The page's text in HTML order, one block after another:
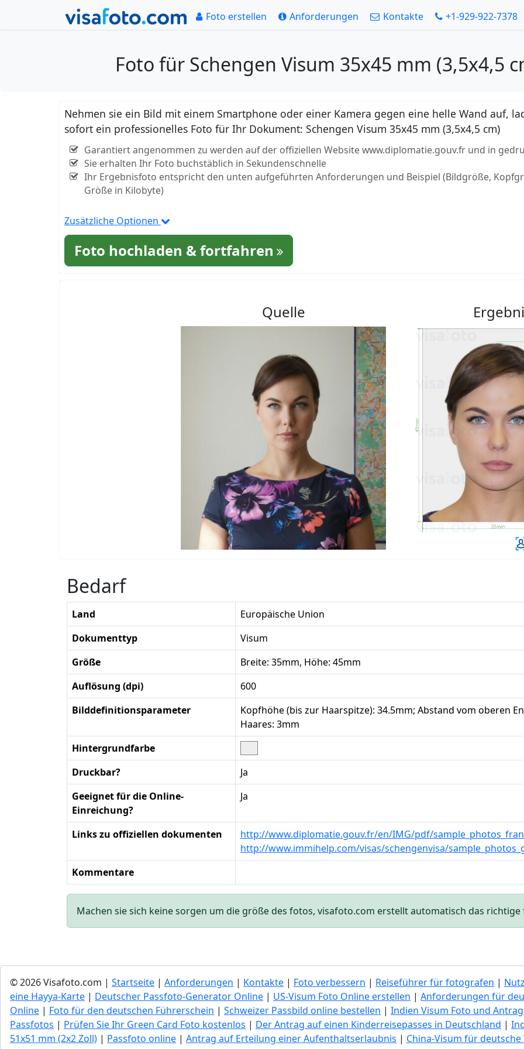
Foto erstellen Anforderungen Kontakte +1-929-922-7378
Foto für Schengen Visum 35x45 mm (3,5x4,5
Nehmen sie ein Bild mit einem Smartphone oder einer Kamera gegen eine helle Wand auf,
sofort ein professionelles Foto für Ihr Dokument: Schengen Visum 35x45 mm (3,5x4,5 cm)
Garantiert angenommen zu werden auf der offiziellen Website www.diplomatie.gouv.fr und in
Sie erhalten Ihr Foto buchstäblich in Sekundenschnelle
Ihr Ergebnisfoto entspricht den unten aufgeführten Anforderungen und Beispiel (Bildgröße,
Größe in Kilobyte)
Zusätzliche Optionen
Foto hochladen & fortfahren
Quelle
Bedarf
Land
Europäische Union
Dokumenttyp
Visum
Größe
Breite: 35mm, Höhe: 45mm
Auflösung (dpi)
600
Bilddefinitionsparameter
Kopfhöhe (bis zur Haarspitze): 34.5mm; Abstand vom oberen
Haares: 3mm
Hintergrundfarbe
Druckbar?
Ja
Geeignet für die Online-
Einreichung?
Ja
Links zu offiziellen dokumenten
http://www.diplomatie.gouv.fr/en/IMG/pdf/
http://www.immihelp.com/visas/schengenvisa/
Kommentare
Machen sie sich keine sorgen um die größe des fotos, visafoto.com erstellt automatisch das
© 2026 Visafoto.com | Startseite | Anforderungen | Kontakte | Foto verbessern | Reiseführer für fotografen |
eine Hayya-Karte | Deutscher Passfoto-Generator Online | US-Visum Foto Online erstellen | Anforderungen für
Online | Foto für den deutschen Führerschein | Schweizer Passbild online bestellen | Indien Visum Foto und Antrag
Passfotos | Prüfen Sie Ihr Green Сard Foto kostenlos | Der Antrag auf einen Kinderreisepasses in Deutschland |
51x51 mm (2x2 Zoll) | Passfoto online | Antrag auf Erteilung einer Aufenthaltserlaubnis | China-Visum für